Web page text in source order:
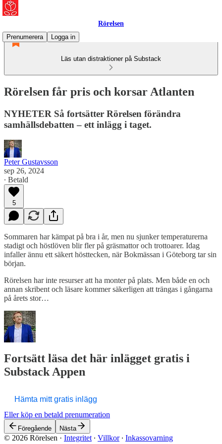
Rörelsen
Prenumerera
Logga in
Läs utan distraktioner på Substack
Rörelsen får pris och korsar Atlanten
NYHETER Så fortsätter Rörelsen förändra
samhällsdebatten – ett inlägg i taget.
Peter Gustavsson
sep 26, 2024
∙ Betald
5
Sommaren har kämpat på bra i år, men nu sjunker temperaturerna
stadigt och höstlöven blir fler på gräsmattor och trottoarer. Idag
infaller ännu ett säkert hösttecken, när Bokmässan i Göteborg tar sin
början.
Rörelsen har inte resurser att ha monter på plats. Men både en och
annan skribent och läsare kommer säkerligen att trängas i gångarna
på årets stor…
Fortsätt läsa det här inlägget gratis i
Substack Appen
Hämta mitt gratis inlägg
Eller köp en betald prenumeration
Föregående Nästa
© 2026 Rörelsen · Integritet ∙ Villkor∙ Inkassovarning